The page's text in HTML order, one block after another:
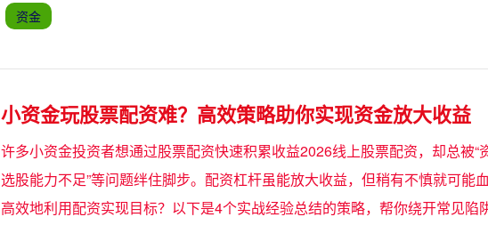
资金
小资金玩股票配资难？高效策略助你实现资金放大收益
许多小资金投资者想通过股票配资快速积累收益2026线上股票配资，却总被“
选股能力不足”等问题绊住脚步。配资杠杆虽能放大收益，但稍有不慎就可能
高效地利用配资实现目标？以下是4个实战经验总结的策略，帮你绕开常见陷